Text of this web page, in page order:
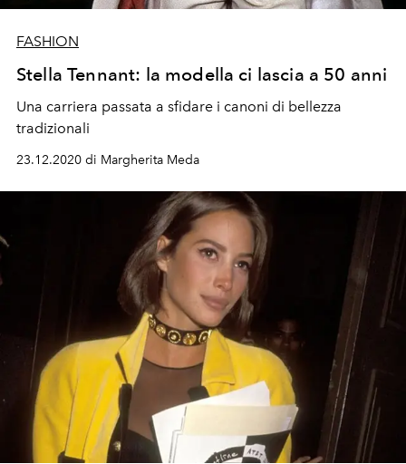
FASHION
Stella Tennant: la modella ci lascia a 50 anni
Una carriera passata a sfidare i canoni di bellezza
tradizionali
23.12.2020 di Margherita Meda